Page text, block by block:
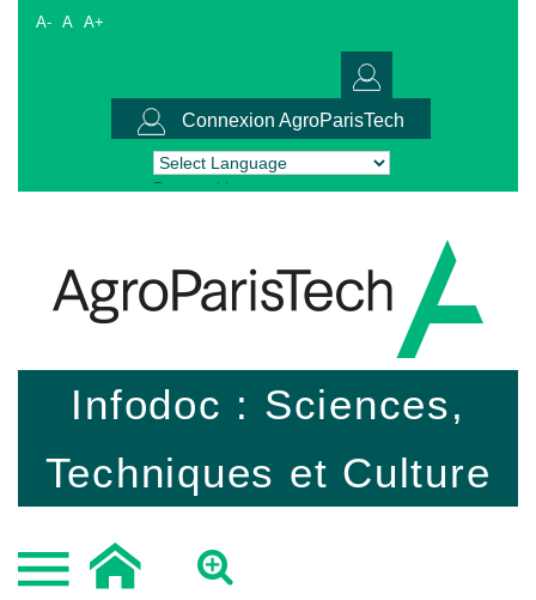
A- A A+
Connexion AgroParisTech
Powered by Translate
Infodoc : Sciences,
Techniques et Culture